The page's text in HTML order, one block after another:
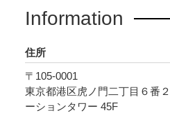
Information
住所
〒105-0001
東京都港区虎ノ門二丁目６番
ーションタワー 45F